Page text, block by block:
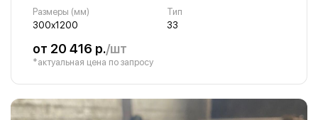
Размеры (мм)
300х1200
Тип
33
от 20 416 р./шт
*актуальная цена по запросу